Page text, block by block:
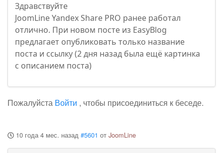
Здравствуйте
JoomLine Yandex Share PRO ранее работал
отлично. При новом посте из EasyBlog
предлагает опубликовать только название
поста и ссылку (2 дня назад была ещё картинка
с описанием поста)
Пожалуйста Войти , чтобы присоединиться к беседе.
10 года 4 мес. назад #5601 от JoomLine